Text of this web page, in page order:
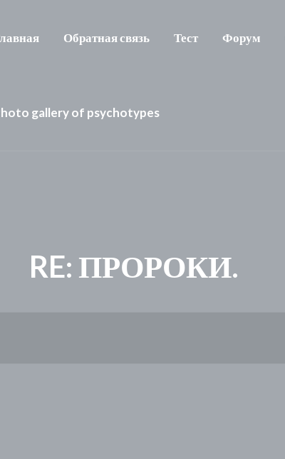
Обратная связь Тест Форум
gallery of psychotypes
RE: ПРОРОКИ.